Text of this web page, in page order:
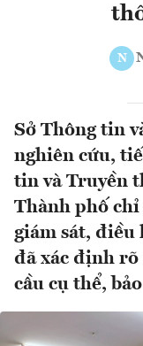
N
Sở Thông tin
nghiên cứu,
tin và Truyền
Thành phố
giám sát,
đã xác định rõ
cầu cụ thể,